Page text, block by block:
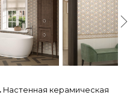
Настенная керамическая